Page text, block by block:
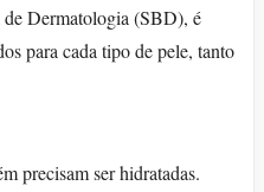
Dermatologia (SBD), é
para cada tipo de pele, tanto
precisam ser hidratadas.